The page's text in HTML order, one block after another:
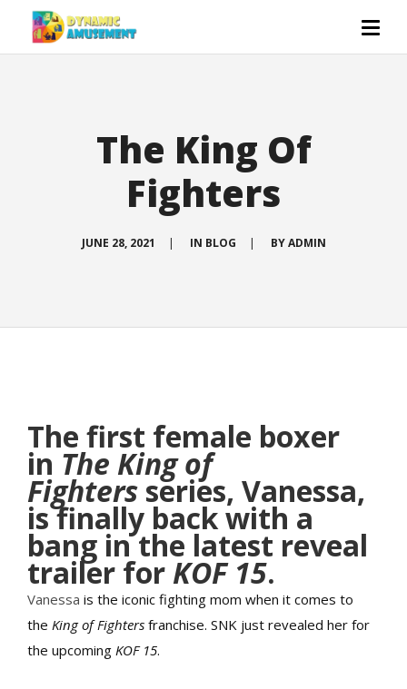
The King Of
Fighters
JUNE 28, 2021 | IN BLOG | BYADMIN
The first female boxer
in The King of
Fighters series, Vanessa,
is finally back with a
bang in the latest reveal
trailer for KOF 15.
Vanessa is the iconic fighting mom when it comes to
the King of Fighters franchise. SNK just revealed her for
the upcoming KOF 15.